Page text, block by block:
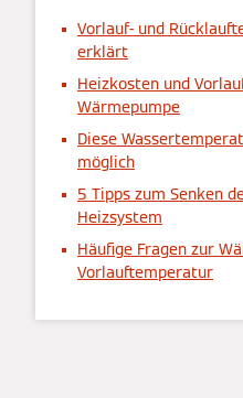
Vorlauf- und
erklärt
Heizkosten und
Wärmepumpe
Diese
möglich
5 Tipps zum Senken
Heizsystem
Häufige Fragen zur
Vorlauftemperatur